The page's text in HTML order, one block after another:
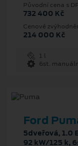
Původní cena s
732 400 Kč
Cenové
214 000 Kč
1 l
6st.
Ford
5dveřová, 1.0
92 kW/125 k,